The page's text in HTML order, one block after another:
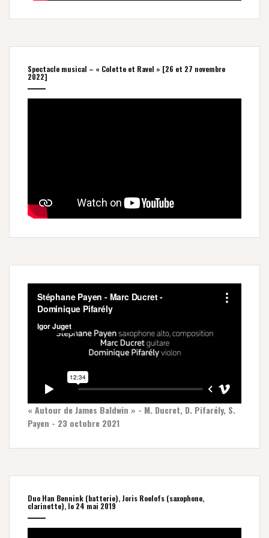
Spectacle musical – « Colette et Ravel » [26 et 27 novembre
2022]
« Autour de James Baldwin » - M. Ducret, D. Pifarély, S.
Payen - 23 octobre 2021
Duo Han Bennink (batterie), Joris Roelofs (saxophone,
clarinette), le 24 mai 2019